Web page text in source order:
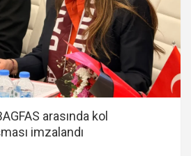
arasında kol
imzalandı